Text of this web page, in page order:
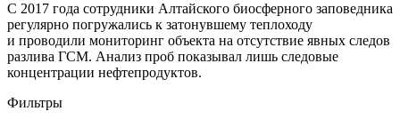
С 2017 года сотрудники Алтайского биосферного заповедника
регулярно погружались к затонувшему теплоходу
и проводили мониторинг объекта на отсутствие явных следов
разлива ГСМ. Анализ проб показывал лишь следовые
концентрации нефтепродуктов.
Фильтры